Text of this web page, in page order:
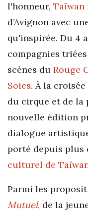
l'honneur, Taïwan
d’Avignon avec
qu'inspirée. Du 4
compagnies
scènes du Rouge
Soies. À la
du cirque et de la
nouvelle édition
dialogue
porté depuis plus
culturel de
Parmi les
Mutuel, de la